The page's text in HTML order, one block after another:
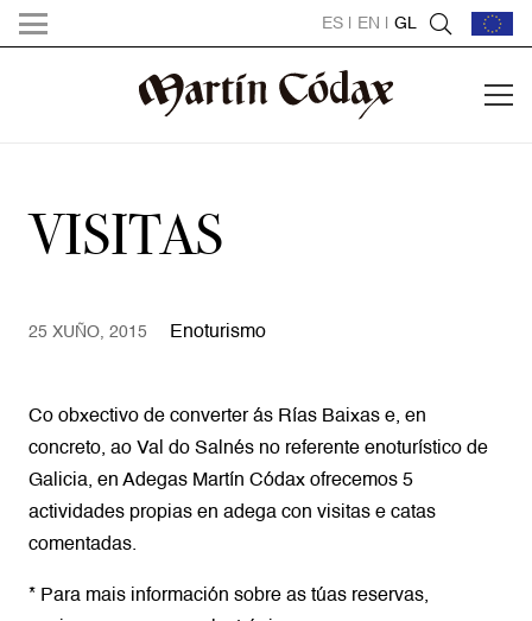
ES EN GL
VISITAS
25 XUÑO, 2015 Enoturismo
Co obxectivo de converter ás Rías Baixas e, en
concreto, ao Val do Salnés no referente enoturístico de
Galicia, en Adegas Martín Códax ofrecemos 5
actividades propias en adega con visitas e catas
comentadas.
* Para mais información sobre as túas reservas,